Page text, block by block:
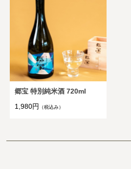
郷宝 特別純米酒 720ml
1,980円
（税込み）